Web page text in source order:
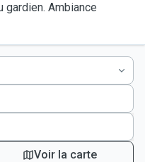
gardien. Ambiance
Voir la carte